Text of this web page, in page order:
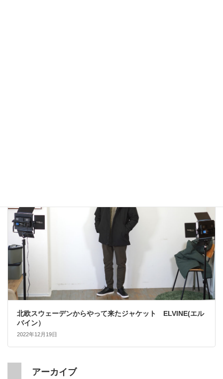
北欧スウェーデンからやって来たジャケット ELVINE(エル
バイン）
2022年12月19日
アーカイブ